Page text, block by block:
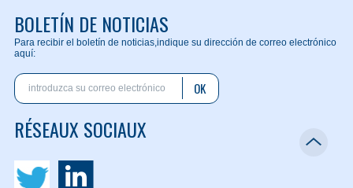
BOLETÍN DE NOTICIAS
Para recibir el boletín de noticias,indique su dirección de correo electrónico
aquí:
OK
RÉSEAUX SOCIAUX